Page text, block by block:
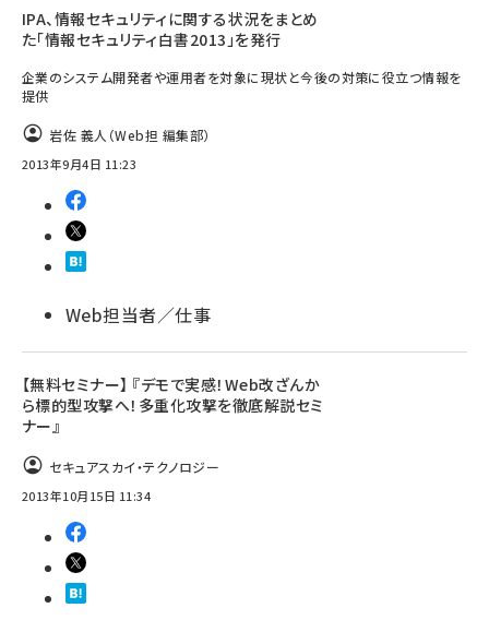
IPA、情報セキュリティに関する状況をまとめ
た「情報セキュリティ白書2013」を発行
企業のシステム開発者や運用者を対象に現状と今後の対策に役立つ情報を
提供
岩佐 義人（Web担 編集部）
2013年9月4日 11:23
Web担当者／仕事
【無料セミナー】 『デモで実感！Web改ざんか
ら標的型攻撃へ！多重化攻撃を徹底解説セミ
ナー』
セキュアスカイ・テクノロジー
2013年10月15日 11:34